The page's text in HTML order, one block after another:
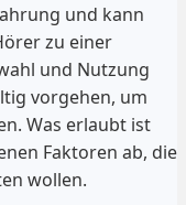
und kann
zu einer
und Nutzung
vorgehen, um
Was erlaubt ist
Faktoren ab, die
wollen.